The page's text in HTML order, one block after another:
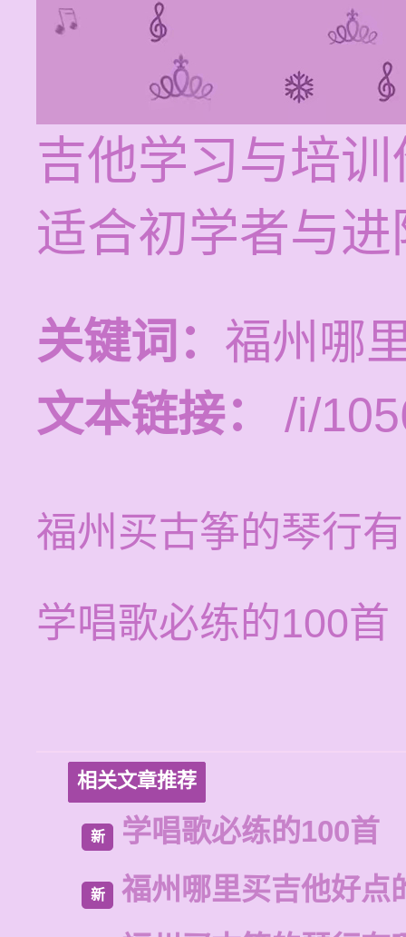
吉他学习与培
适合初学者与
关键词： 福州哪
文本链接：
/i/
福州买古筝的琴行
学唱歌必练的100首
相关文章推荐
新 学唱歌必练的100首
新
福州哪里买吉他好点